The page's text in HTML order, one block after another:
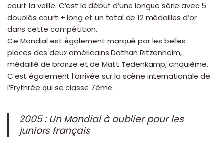
court la veille. C’est le début d’une longue série avec 5
doublés court + long et un total de 12 médailles d’or
dans cette compétition.
Ce Mondial est également marqué par les belles
places des deux américains Dathan Ritzenheim,
médaillé de bronze et de Matt Tedenkamp, cinquième.
C’est également l’arrivée sur la scène internationale de
l’Erythrée qui se classe 7ème.
2005 : Un Mondial à oublier pour les
juniors français